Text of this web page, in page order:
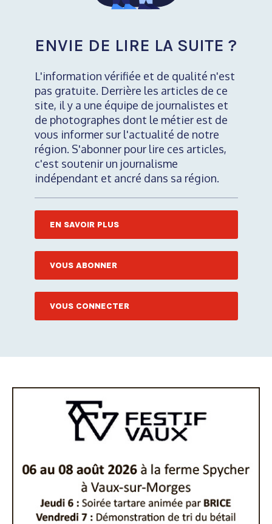
ENVIE DE LIRE LA SUITE ?
L'information vérifiée et de qualité n'est
pas gratuite. Derrière les articles de ce
site, il y a une équipe de journalistes et
de photographes dont le métier est de
vous informer sur l'actualité de notre
région. S'abonner pour lire ces articles,
c'est soutenir un journalisme
indépendant et ancré dans sa région.
EN SAVOIR PLUS
VOUS ABONNER
VOUS CONNECTER